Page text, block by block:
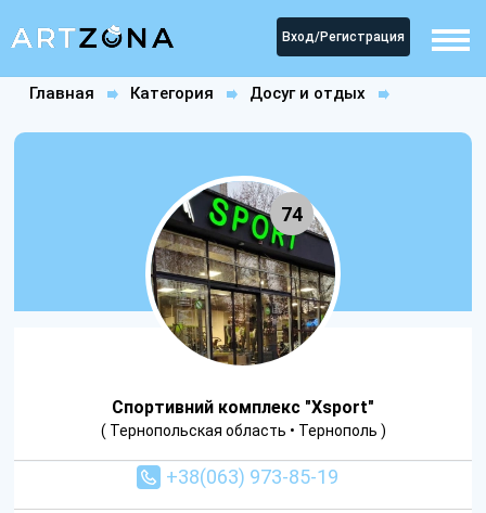
Вход/Регистрация
Главная Категория
Досуг и отдых
74
Спортивний комплекс "Xsport"
( Тернопольская область • Тернополь )
+38(063) 973-85-19